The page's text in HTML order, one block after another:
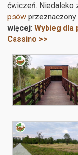
ćwiczeń. Niedaleko
psów przeznaczony
więcej: Wybieg dla
Cassino >>